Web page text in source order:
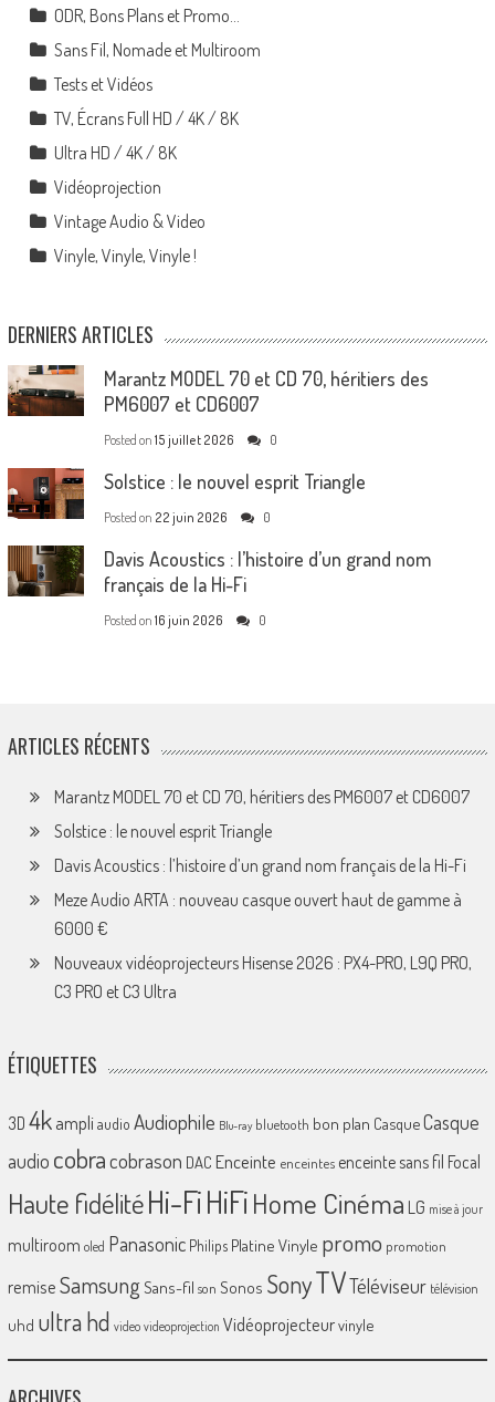
ODR, Bons Plans et Promo…
Sans Fil, Nomade et Multiroom
Tests et Vidéos
TV, Écrans Full HD / 4K / 8K
Ultra HD / 4K / 8K
Vidéoprojection
Vintage Audio & Video
Vinyle, Vinyle, Vinyle !
DERNIERS ARTICLES
Marantz MODEL 70 et CD 70, héritiers des
PM6007 et CD6007
Posted on 15 juillet 2026 0
Solstice : le nouvel esprit Triangle
Posted on 22 juin 2026 0
Davis Acoustics : l’histoire d’un grand nom
français de la Hi-Fi
Posted on 16 juin 2026 0
ARTICLES RÉCENTS
Marantz MODEL 70 et CD 70, héritiers des PM6007 et CD6007
Solstice : le nouvel esprit Triangle
Davis Acoustics : l’histoire d’un grand nom français de la Hi-Fi
Meze Audio ARTA : nouveau casque ouvert haut de gamme à
6000 €
Nouveaux vidéoprojecteurs Hisense 2026 : PX4-PRO, L9Q PRO,
C3 PRO et C3 Ultra
ÉTIQUETTES
3D 4k ampliaudio Audiophile Blu-ray bluetooth bon plan CasqueCasque
audio cobracobrason DAC Enceinte enceintes enceinte sans fil Focal
Haute fidélitéHi-FiHiFiHome Cinéma LG mise à jour
multiroom oled Panasonic Philips Platine Vinyle promo promotion
remiseSamsungSans-fil son Sonos SonyTVTéléviseur télévision
uhd ultra hd video videoprojection Vidéoprojecteurvinyle